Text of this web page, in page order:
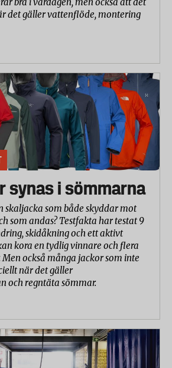
Resultatet redovisas som %
fibrer (hår och trådar) fördelades
i standarden.
(möbelmunstycket) fördes
hela ytan i ett specifikt
fibrer var borta. Därefter
från fibrer. Tiden det
alla fibrer och även tiden för att
noterades.
en vägg på hårt golv
damm fördelades på en yta intill
enligt specifikationerna i
kördes i en framåtriktad
en gång. Avståndet
inte har kommit åt
från sidan och framifrån. Se
det gäller vattenflöde, montering
synas i sömmarna
skaljacka som både skyddar mot
som andas? Testfakta har testat 9
skidåkning och ett aktivt
kora en tydlig vinnare och flera
Men också många jackor som inte
när det gäller
och regntäta sömmar.